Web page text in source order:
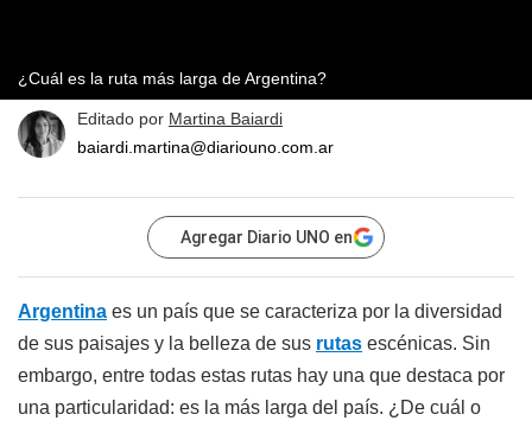
¿Cuál es la ruta más larga de Argentina?
Editado por Martina Baiardi
baiardi.martina@diariouno.com.ar
Agregar Diario UNO en
Argentina es un país que se caracteriza por la diversidad
de sus paisajes y la belleza de sus rutas escénicas. Sin
embargo, entre todas estas rutas hay una que destaca por
una particularidad: es la más larga del país. ¿De cuál o